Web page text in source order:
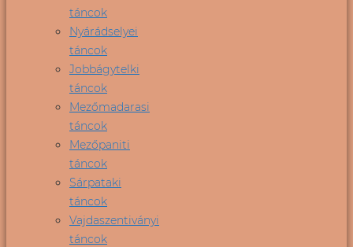
táncok
Nyárádselyei
táncok
Jobbágytelki
táncok
Mezőmadarasi
táncok
Mezőpaniti
táncok
Sárpataki
táncok
Vajdaszentiványi
táncok